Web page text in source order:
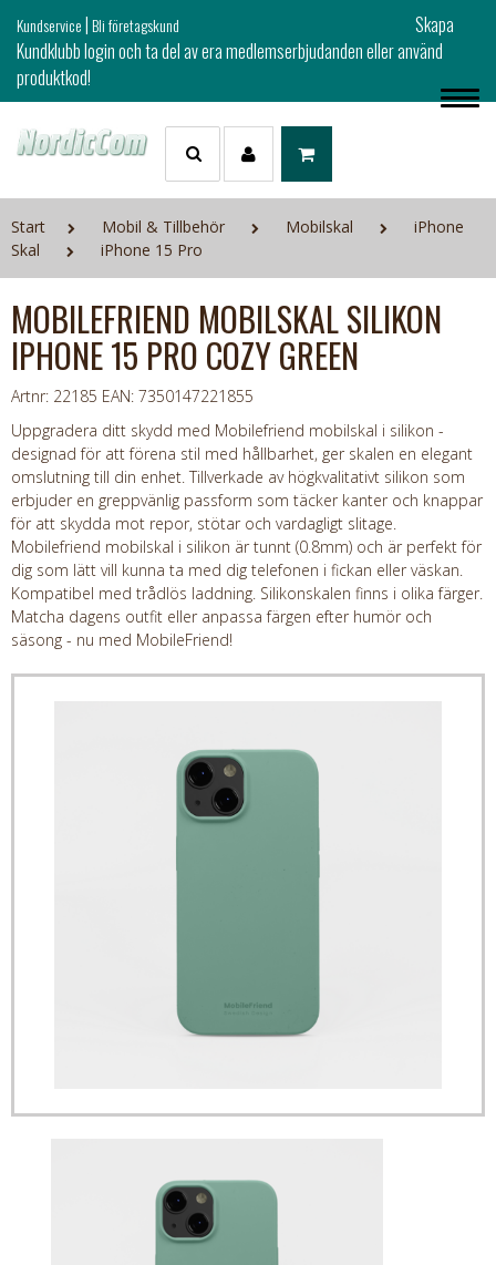
Kundservice|Bli företagskund
Skapa
Kundklubb login och ta del av era medlemserbjudanden eller använd
produktkod!
Start Mobil & Tillbehör Mobilskal
iPhone
Skal
iPhone 15 Pro
MOBILEFRIEND MOBILSKAL SILIKON
IPHONE 15 PRO COZY GREEN
Artnr: 22185 EAN: 7350147221855
Uppgradera ditt skydd med Mobilefriend mobilskal i silikon -
designad för att förena stil med hållbarhet, ger skalen en elegant
omslutning till din enhet. Tillverkade av högkvalitativt silikon som
erbjuder en greppvänlig passform som täcker kanter och knappar
för att skydda mot repor, stötar och vardagligt slitage.
Mobilefriend mobilskal i silikon är tunnt (0.8mm) och är perfekt för
dig som lätt vill kunna ta med dig telefonen i fickan eller väskan.
Kompatibel med trådlös laddning. Silikonskalen finns i olika färger.
Matcha dagens outfit eller anpassa färgen efter humör och
säsong - nu med MobileFriend!